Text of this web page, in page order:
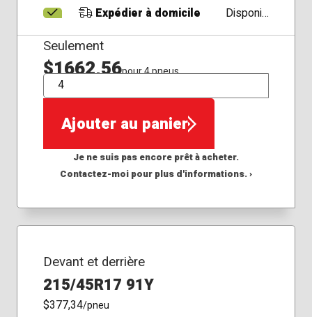
Expédier à domicile
Disponible
Seulement
$1662,56pour 4 pneus
QTÉ
Ajouter au panier
Je ne suis pas encore prêt à acheter.
Contactez-moi pour plus d'informations. ›
Devant et derrière
215/45R17 91Y
$377,34/pneu